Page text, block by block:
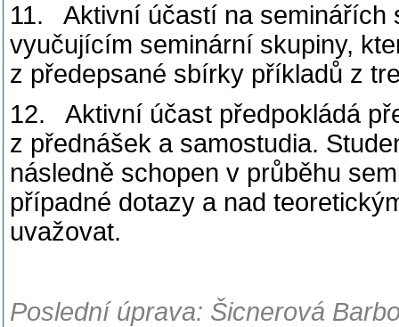
11. Aktivní účastí na seminářích
vyučujícím seminární skupiny,
z předepsané sbírky příkladů z
12. Aktivní účast předpokládá
z přednášek a samostudia.
následně schopen v průběhu
případné dotazy a nad
uvažovat.
Poslední úprava: Šicnerová